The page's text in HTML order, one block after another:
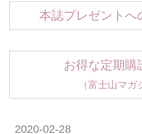
本誌プレゼントへ
お得な定期購
（富士山マガ
2020-02-28